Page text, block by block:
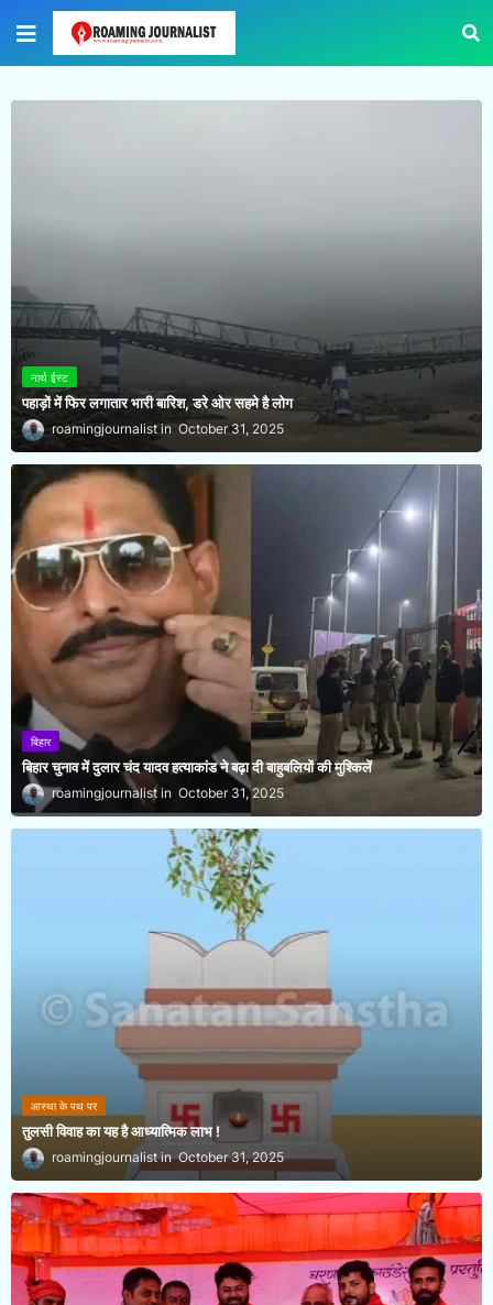
नार्थ ईस्ट
पहाड़ों में फिर लगातार भारी बारिश, डरे ओर सहमे है लोग
roamingjournalist October 31, 2025
बिहार
बिहार चुनाव में दुलार चंद यादव हत्याकांड ने बढ़ा दी बाहुबलियों की मुश्किलें
roamingjournalist October 31, 2025
आस्था के पथ पर
तुलसी विवाह का यह है आध्यात्मिक लाभ !
roamingjournalist October 31, 2025